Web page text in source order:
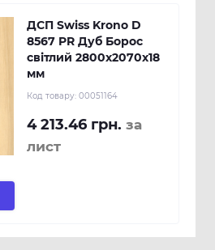
ДСП Swiss Krono D
8567 PR Дуб Борос
світлий 2800х2070х18
мм
Код товару: 00051164
4 213.46 грн. за
лист